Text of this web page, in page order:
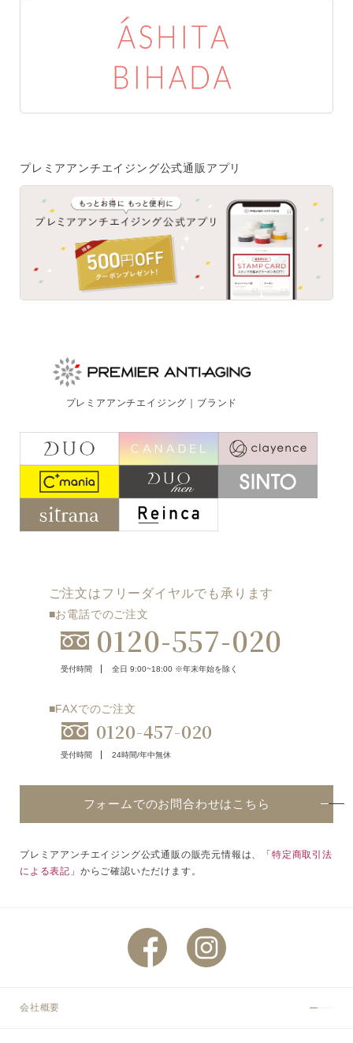
プレミアアンチエイジング公式通販アプリ
プレミアアンチエイジング｜ブランド
ご注文はフリーダイヤルでも承ります
■お電話でのご注文
0120-557-020
受付時間 全日 9:00~18:00 ※年末年始を除く
■FAXでのご注文
0120-457-020
受付時間 24時間/年中無休
フォームでのお問合わせはこちら
プレミアアンチエイジング公式通販の販売元情報は、「特定商取引法
による表記 」からご確認いただけます。
会社概要